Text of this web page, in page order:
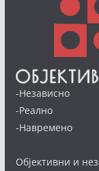
-Независно
-Реално
-Навремено
Објективни и